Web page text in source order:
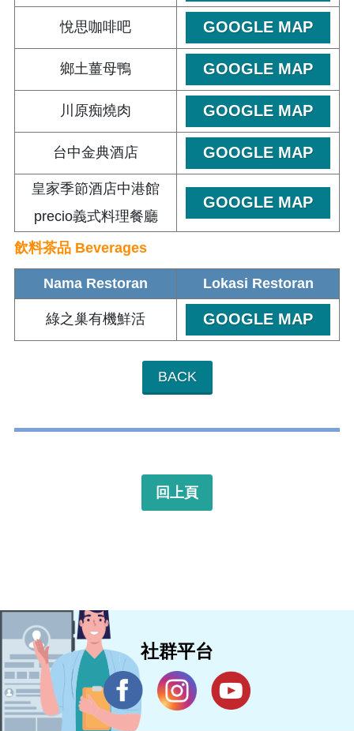
悅思咖啡吧 GOOGLE MAP
鄉土薑母鴨 GOOGLE MAP
川原痴燒肉 GOOGLE MAP
台中金典酒店 GOOGLE MAP
皇家季節酒店中港館
precio義式料理餐廳
GOOGLE MAP
飲料茶品 Beverages
Nama Restoran Lokasi Restoran
綠之巢有機鮮活 GOOGLE MAP
BACK
回上頁
社群平台